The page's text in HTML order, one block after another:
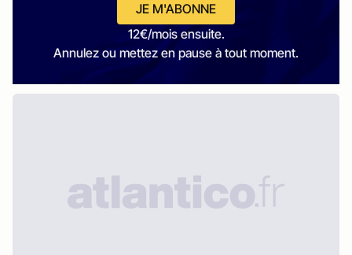
JE M'ABONNE
12€/mois ensuite.
Annulez ou mettez en pause à tout moment.